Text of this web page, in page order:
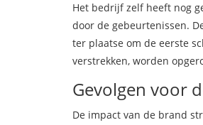
Het bedrijf zelf heeft nog
door de gebeurtenissen.
ter plaatse om de eerste
verstrekken, worden
Gevolgen voor
De impact van de brand